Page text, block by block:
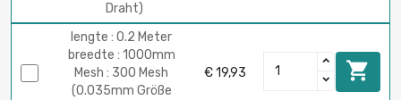
Draht)
lengte : 0.2 Meter
breedte : 1000mm
Mesh : 300 Mesh
(0.035mm Größe
€ 19,93 